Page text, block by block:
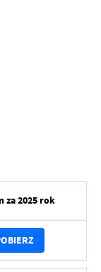
za 2025 rok